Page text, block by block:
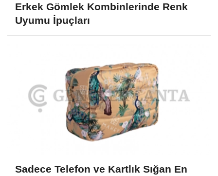
Erkek Gömlek Kombinlerinde Renk
Uyumu İpuçları
Sadece Telefon ve Kartlık Sığan En